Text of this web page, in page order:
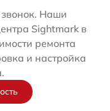
Наши
Sightmark в
ремонта
и настройка